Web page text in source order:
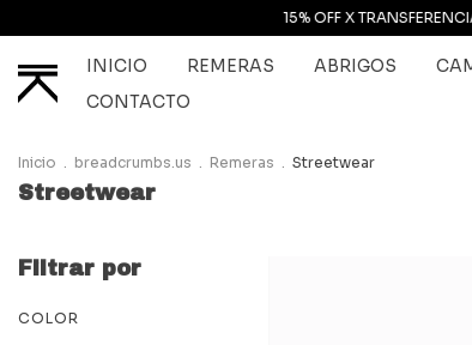
15% OFF X TRANSFERENCIA | 3 y 6 CUOTAS SIN
INICIO REMERAS ABRIGOS
CONTACTO
Inicio . breadcrumbs.us . Remeras . Streetwear
Streetwear
Filtrar por
COLOR